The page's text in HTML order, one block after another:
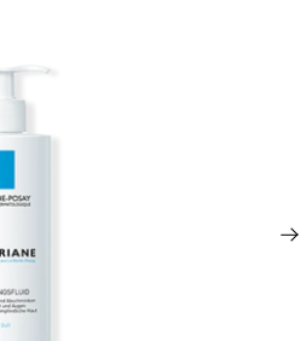
Nächster Eintrag